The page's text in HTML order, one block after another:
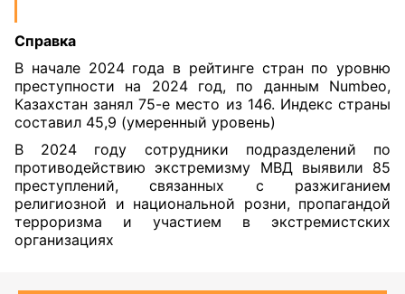
Справка
В начале 2024 года в рейтинге стран по уровню
преступности на 2024 год, по данным Numbeo,
Казахстан занял 75-е место из 146. Индекс страны
составил 45,9 (умеренный уровень)
В 2024 году сотрудники подразделений по
противодействию экстремизму МВД выявили 85
преступлений, связанных с разжиганием
религиозной и национальной розни, пропагандой
терроризма и участием в экстремистских
организациях